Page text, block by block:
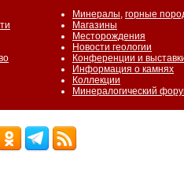
Минералы, горные
Магазины
Месторождения
Новости геологии
Конференции и
Информация о камнях
Коллекции
Минералогический